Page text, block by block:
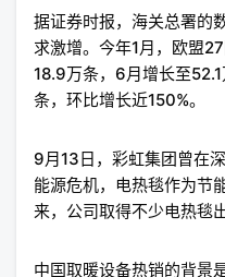
据证券时报，海关总署的
求激增。今年1月，欧盟
18.9万条，6月增长至
条，环比增长近150%。
9月13日，彩虹集团曾在
能源危机，电热毯作为节
来，公司取得不少电热毯
中国取暖设备热销的背景